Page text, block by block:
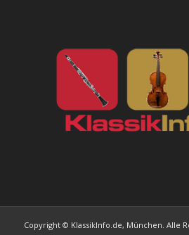
Copyright © KlassikInfo.de, München. Alle